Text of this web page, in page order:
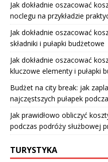
Jak dokładnie oszacować
noclegu na przykładzie
Jak dokładnie oszacować
składniki i pułapki budżetowe
Jak dokładnie oszacować
kluczowe elementy i pułapki
Budżet na city break: jak
najczęstszych pułapek
Jak prawidłowo obliczyć
podczas podróży służbowej
TURYSTYKA